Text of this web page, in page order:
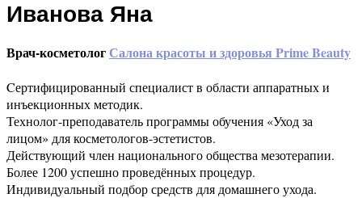
Иванова Яна
Врач-косметологСалона красоты и здоровья Prime Beauty
Cертифицированный специалист в области аппаратных и
инъекционных методик.
Технолог-преподаватель программы обучения «Уход за
лицом» для косметологов-эстетистов.
Действующий член национального общества мезотерапии.
Более 1200 успешно проведённых процедур.
Индивидуальный подбор средств для домашнего ухода.